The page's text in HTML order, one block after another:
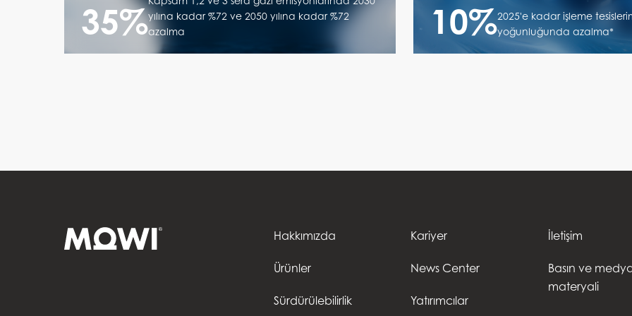
35%yılına kadar %72 ve 2050 yılına kadar %72
azalma
10%2025'e kadar işleme
yoğunluğunda azalma*
Hakkımızda
Ürünler
Sürdürülebilirlik
Kariyer
News Center
Yatırımcılar
İletişim
Basın ve
materyali